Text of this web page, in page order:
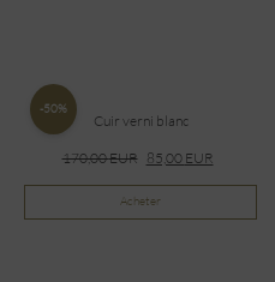
-50%
Cuir verni blanc
170,00EUR 85,00 EUR
Acheter